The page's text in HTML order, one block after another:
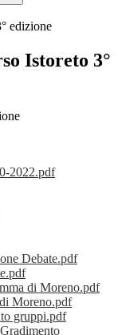
edizione
Istoreto 3°
2022.pdf
Debate.pdf
di Moreno.pdf
Moreno.pdf
gruppi.pdf